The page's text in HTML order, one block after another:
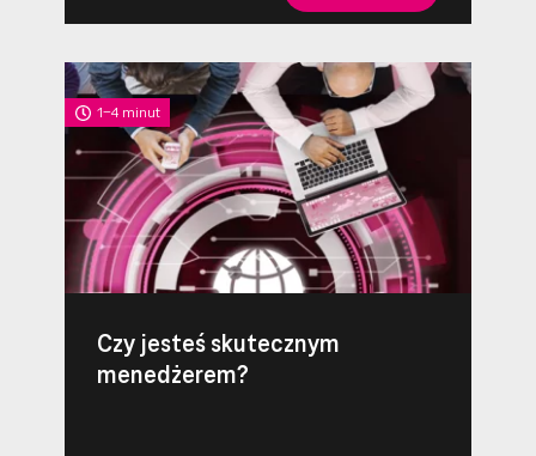
1-4 minut
Czy jesteś skutecznym
menedżerem?